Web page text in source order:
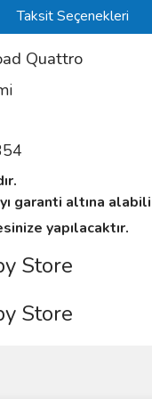
Taksit Seçenekleri
Quattro
garanti altına
yapılacaktır.
Store
Store